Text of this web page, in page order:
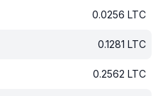
0.0256 LTC
0.1281 LTC
0.2562 LTC